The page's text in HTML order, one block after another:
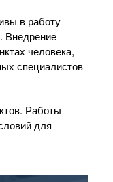
в работу
Внедрение
человека,
специалистов
Работы
для